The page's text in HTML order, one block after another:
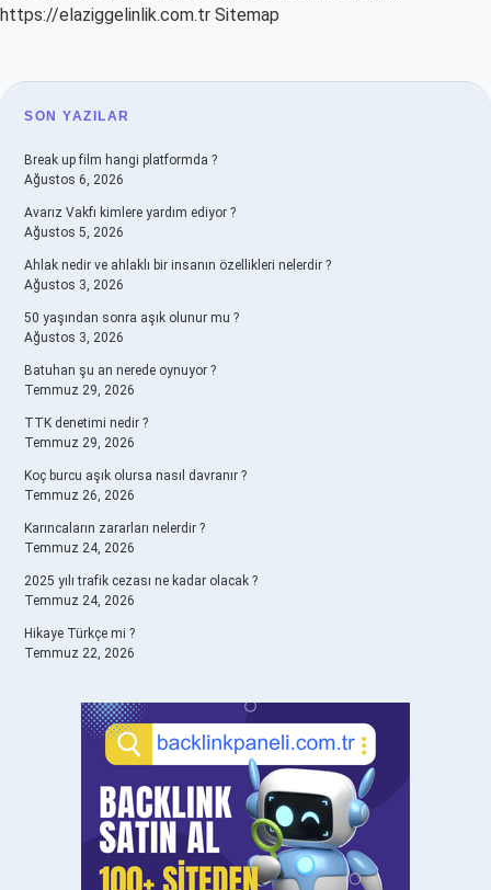
https://elaziggelinlik.com.tr Sitemap
SIDEBAR
SON YAZILAR
Break up film hangi platformda ?
Ağustos 6, 2026
Avarız Vakfı kimlere yardım ediyor ?
Ağustos 5, 2026
Ahlak nedir ve ahlaklı bir insanın özellikleri nelerdir ?
Ağustos 3, 2026
50 yaşından sonra aşık olunur mu ?
Ağustos 3, 2026
Batuhan şu an nerede oynuyor ?
Temmuz 29, 2026
TTK denetimi nedir ?
Temmuz 29, 2026
Koç burcu aşık olursa nasıl davranır ?
Temmuz 26, 2026
Karıncaların zararları nelerdir ?
Temmuz 24, 2026
2025 yılı trafik cezası ne kadar olacak ?
Temmuz 24, 2026
Hikaye Türkçe mi ?
Temmuz 22, 2026